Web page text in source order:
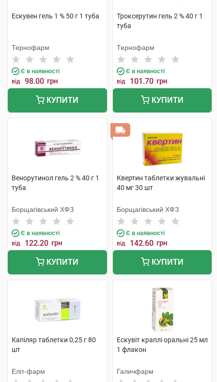
Ескувен гель 1 % 50 г 1 туба
Тернофарм
Є в наявності
від 98.00 грн
КУПИТИ
Троксерутин гель 2 % 40 г 1
туба
Тернофарм
Є в наявності
від 101.70 грн
КУПИТИ
Венорутинол гель 2 % 40 г 1
туба
Борщагівський ХФЗ
Є в наявності
від 122.20 грн
КУПИТИ
Квертин таблетки жувальні
40 мг 30 шт
Борщагівський ХФЗ
Є в наявності
від 142.60 грн
КУПИТИ
Капіляр таблетки 0,25 г 80
шт
Еліт-фарм
Ескувіт краплі оральні 25 мл
1 флакон
Галичфарм